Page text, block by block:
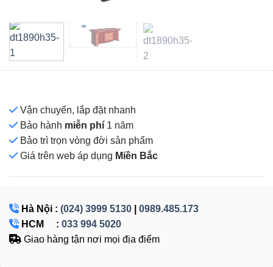
Vận chuyển, lắp đặt nhanh
Bảo hành miễn phí 1 năm
Bảo trì trọn vòng đời sản phẩm
Giá trên web áp dụng Miền Bắc
Hà Nội : (024) 3999 5130
0989.485.173
HCM : 033 994 5020
Giao hàng tận nơi mọi địa điểm